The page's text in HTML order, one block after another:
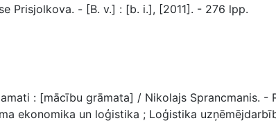
Prisjolkova. - [B. v.] : [b. i.], [2011]. - 276 lpp.
: [mācību grāmata] / Nikolajs Sprancmanis. -
un loģistika ; Loģistika